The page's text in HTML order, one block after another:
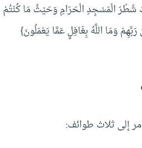
شَطْرَ الْمَسْجِدِ الْحَرَامِ وَحَيْثُ مَا كُنْتُمْ
وَمَا اللَّهُ بِغَافِلٍ عَمَّا يَعْمَلُونَ}
إلى ثلاث طوائف: